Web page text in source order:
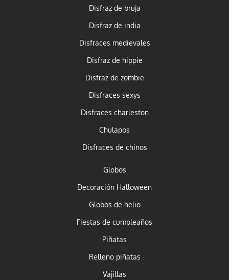
Disfraz de bruja
Disfraz de india
Disfraces medievales
Disfraz de hippie
Disfraz de zombie
Disfraces sexys
Disfraces charleston
Chulapos
Disfraces de chinos
Globos
Decoración Halloween
Globos de helio
Fiestas de cumpleaños
Piñatas
Relleno piñatas
Vajillas